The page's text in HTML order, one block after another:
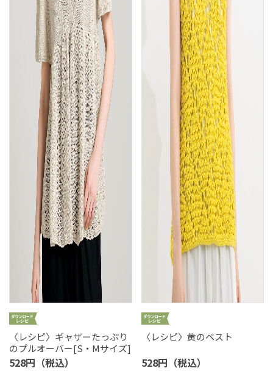
〈レシピ〉ギャザーたっぷり
のプルオーバー[S・Mサイズ]
528円（税込）
〈レシピ〉黄のベスト
528円（税込）